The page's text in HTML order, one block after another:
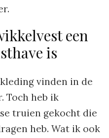
een
is
vinden in de
Toch heb ik
truien gekocht die
heb. Wat ik ook